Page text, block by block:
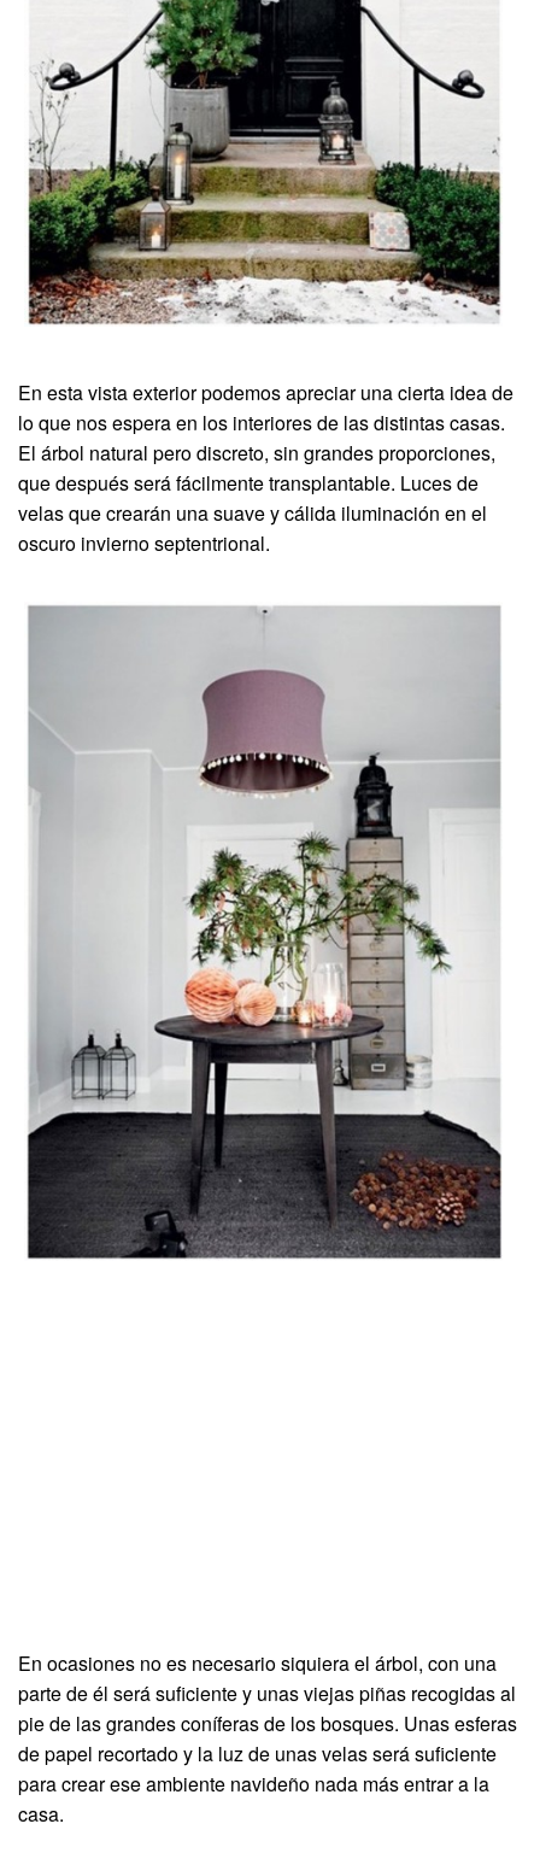
En esta vista exterior podemos apreciar una cierta idea de
lo que nos espera en los interiores de las distintas casas.
El árbol natural pero discreto, sin grandes proporciones,
que después será fácilmente transplantable. Luces de
velas que crearán una suave y cálida iluminación en el
oscuro invierno septentrional.
En ocasiones no es necesario siquiera el árbol, con una
parte de él será suficiente y unas viejas piñas recogidas al
pie de las grandes coníferas de los bosques. Unas esferas
de papel recortado y la luz de unas velas será suficiente
para crear ese ambiente navideño nada más entrar a la
casa.